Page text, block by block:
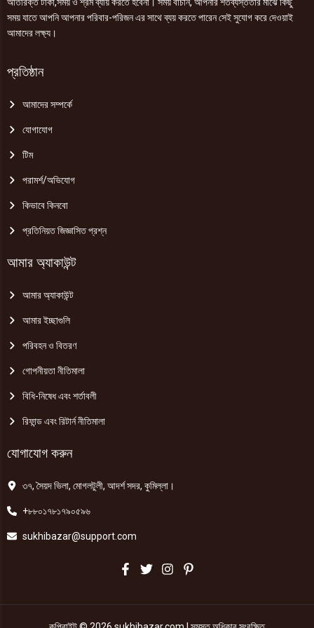
সময় যাতে আপনি আপনার পরিবার-পরিজন এর সাথে ব্যয় করতে পারেন সেই সুযোগ করে দেওয়াই
আমাদের লক্ষ্য।
প্রতিষ্ঠান
আমাদের সম্পর্কে
যোগাযোগ
টিম
পরামর্শ/অভিযোগ
কিভাবে কিনবো
প্রতিনিয়ত জিজ্ঞাসিত প্রশ্ন
আমার অ্যাকাউন্ট
আমার অ্যাকাউন্ট
আমার ইচ্ছাগুলি
পরিবহন ও বিতরণ
গোপনীয়তা নীতিমালা
বিধি-নিষেধ এবং শর্তাবলী
রিফান্ড এবং রিটার্ন নীতিমালা
যোগাযোগ করুন
৩৭, সৈয়দ ভিলা, মোগলটুলী, আদর্শ সদর, কুমিল্লা।
+৮৮০১৭৮১৭৯০৫৯৬
sukhibazar@support.com